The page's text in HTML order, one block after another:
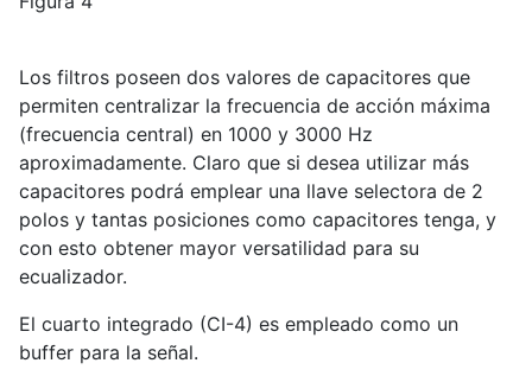
Los filtros poseen dos valores de capacitores que
permiten centralizar la frecuencia de acción máxima
(frecuencia central) en 1000 y 3000 Hz
aproximadamente. Claro que si desea utilizar más
capacitores podrá emplear una llave selectora de 2
polos y tantas posiciones como capacitores tenga, y
con esto obtener mayor versatilidad para su
ecualizador.
El cuarto integrado (CI-4) es empleado como un
buffer para la señal.